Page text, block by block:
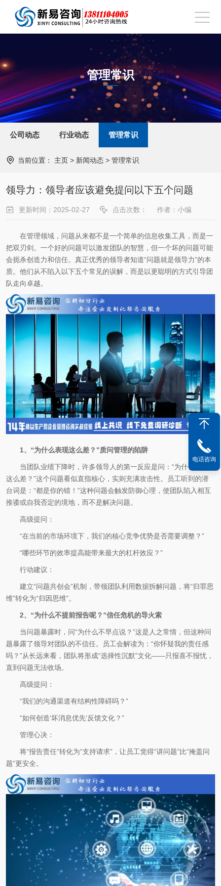
管理常识
公司动态 行业动态 管理常识
当前位置： 主页 > 新闻动态 > 管理常识
领导力：领导者应该避免提问以下五个问题
更新时间：2025-02-27 点击次数： 作者：小编
在管理领域，问题从来都不是一个简单的信息收集工具，而是一
把双刃剑。一个好的问题可以激发团队的智慧，但一个坏的问题可能
会扼杀创造力和信任。真正优秀的领导者知道“问题就是领导力”的本
质。他们从不陷入以下五个常见的误解，而是以更聪明的方式引导团
队走向卓越。
1、“为什么表现这么差？”质问管理的陷阱
当团队业绩下降时，许多领导人的第一反应是问：“为什么业绩
这么差？”这个问题看似直指核心，实则充满攻击性。员工听到的潜
台词是：“都是你的错！”这种问题会触发防御心理，使团队陷入相互
推诿或自我否定的境地，而不是解决问题。
高级提问：
“在当前的市场环境下，我们的核心竞争优势是否需要调整？”
“哪些环节的效率提高能带来最大的杠杆效应？”
行动建议：
建立“问题共创会”机制，带领团队利用数据拆解问题，将“归罪思
维”转化为“归因思维”。
2、“为什么不提前报告呢？”信任危机的导火索
当问题暴露时，问“为什么不早点说？”这是人之常情，但这种问
题暴露了领导对团队的不信任。员工会解读为：“你怀疑我的责任感
吗？”从长远来看，团队将形成“选择性沉默”文化——只报喜不报忧，
直到问题无法收场。
高级提问：
“我们的沟通渠道有结构性障碍吗？”
“如何创造‘坏消息优先’反馈文化？”
管理心决：
将“报告责任”转化为“支持请求”，让员工觉得“讲问题”比“掩盖问
题”更安全。
电话咨询